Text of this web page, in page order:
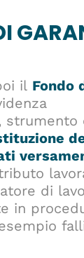
il Fondo
strumento
di
in